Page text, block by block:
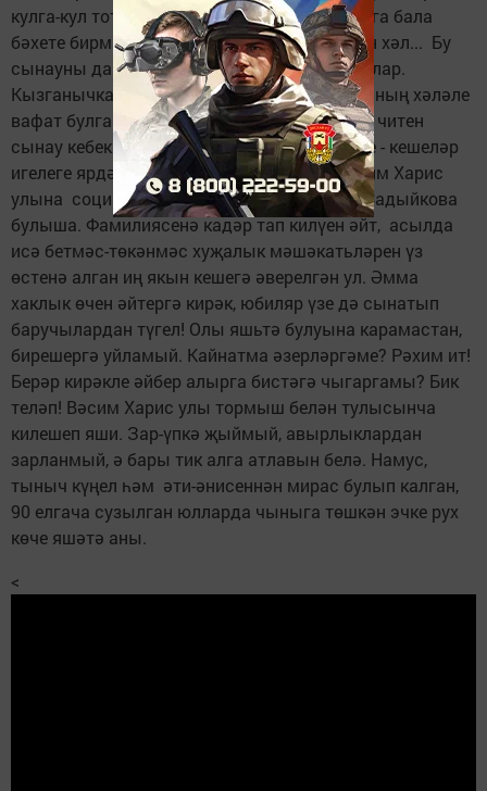
кулга-кул тотынышып яши. Тик Ходай аларга бала
бәхете бирми, нишлисең, кайчак була торган хәл... Бу
сынауны да бер-берсенә терәк булып үтә алар.
Кызганычка каршы, күптән түгел Вәсим аганың хәләле
вафат булган. Олы яшьтә ялгыз калу бик тә читен
сынау кебек. Әмма бу хәлдә язмыш бүләге - кешеләр
игелеге ярдәмгә килә. Менә 14 ел инде Вәсим Харис
улына социаль хезмәткәр Нәфисә ханым Садыйкова
булыша. Фамилиясенә кадәр тап килүен әйт, асылда
исә бетмәс-төкәнмәс хуҗалык мәшәкатьләрен үз
өстенә алган иң якын кешегә әверелгән ул. Әмма
хаклык өчен әйтергә кирәк, юбиляр үзе дә сынатып
баручылардан түгел! Олы яшьтә булуына карамастан,
бирешергә уйламый. Кайнатма әзерләргәме? Рәхим ит!
Берәр кирәкле әйбер алырга бистәгә чыгаргамы? Бик
теләп! Вәсим Харис улы тормыш белән тулысынча
килешеп яши. Зар-үпкә җыймый, авырлыклардан
зарланмый, ә бары тик алга атлавын белә. Намус,
тыныч күңел һәм әти-әнисеннән мирас булып калган,
90 елгача сузылган юлларда чыныга төшкән эчке рух
көче яшәтә аны.
<